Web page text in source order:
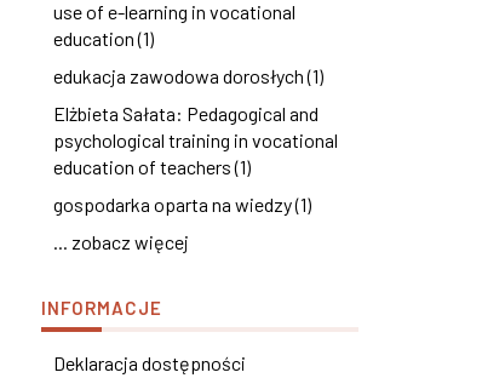
use of e-learning in vocational
education (1)
edukacja zawodowa dorosłych (1)
Elżbieta Sałata: Pedagogical and
psychological training in vocational
education of teachers (1)
gospodarka oparta na wiedzy (1)
... zobacz więcej
INFORMACJE
Deklaracja dostępności